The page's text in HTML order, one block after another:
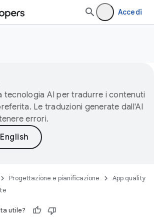
Accedi
tecnologia AI per tradurre i contenuti
Le traduzioni generate dall'AI
errori.
Progettazione e pianificazione
App quality
utile?